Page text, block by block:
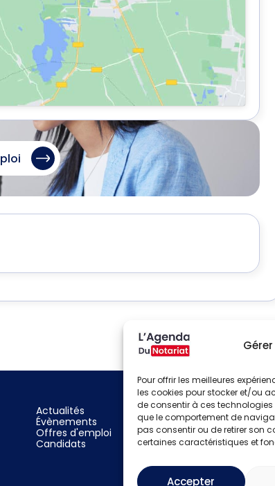
Pour offrir les meilleures
les cookies pour stocker et/ou
de consentir à ces
que le comportement de
pas consentir ou de retirer son
certaines caractéristiques et
Accepter
Actualités
Évènements
Offres d'emploi
Candidats